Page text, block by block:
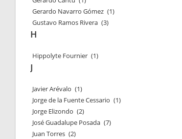
Gerardo Navarro Gómez (1)
Gustavo Ramos Rivera (3)
H
Hippolyte Fournier (1)
J
Javier Arévalo (1)
Jorge de la Fuente Cessario (1)
Jorge Elizondo (2)
José Guadalupe Posada (7)
Juan Torres (2)